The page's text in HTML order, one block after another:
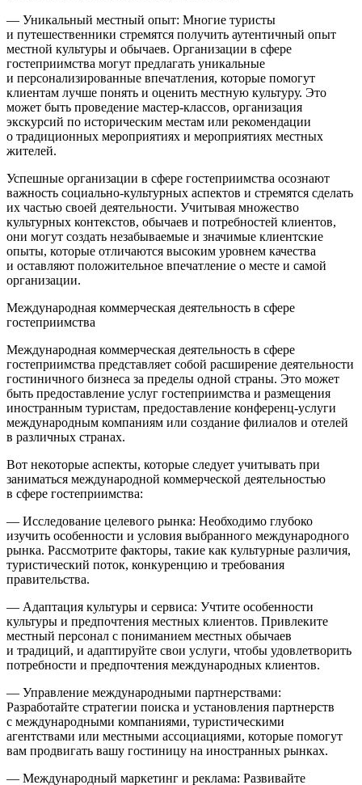
— Уникальный местный опыт: Многие туристы
и путешественники стремятся получить аутентичный опыт
местной культуры и обычаев. Организации в сфере
гостеприимства могут предлагать уникальные
и персонализированные впечатления, которые помогут
клиентам лучше понять и оценить местную культуру. Это
может быть проведение мастер-классов, организация
экскурсий по историческим местам или рекомендации
о традиционных мероприятиях и мероприятиях местных
жителей.
Успешные организации в сфере гостеприимства осознают
важность социально-культурных аспектов и стремятся сделать
их частью своей деятельности. Учитывая множество
культурных контекстов, обычаев и потребностей клиентов,
они могут создать незабываемые и значимые клиентские
опыты, которые отличаются высоким уровнем качества
и оставляют положительное впечатление о месте и самой
организации.
Международная коммерческая деятельность в сфере
гостеприимства
Международная коммерческая деятельность в сфере
гостеприимства представляет собой расширение деятельности
гостиничного бизнеса за пределы одной страны. Это может
быть предоставление услуг гостеприимства и размещения
иностранным туристам, предоставление конференц-услуги
международным компаниям или создание филиалов и отелей
в различных странах.
Вот некоторые аспекты, которые следует учитывать при
заниматься международной коммерческой деятельностью
в сфере гостеприимства:
— Исследование целевого рынка: Необходимо глубоко
изучить особенности и условия выбранного международного
рынка. Рассмотрите факторы, такие как культурные различия,
туристический поток, конкуренцию и требования
правительства.
— Адаптация культуры и сервиса: Учтите особенности
культуры и предпочтения местных клиентов. Привлеките
местный персонал с пониманием местных обычаев
и традиций, и адаптируйте свои услуги, чтобы удовлетворить
потребности и предпочтения международных клиентов.
— Управление международными партнерствами:
Разработайте стратегии поиска и установления партнерств
с международными компаниями, туристическими
агентствами или местными ассоциациями, которые помогут
вам продвигать вашу гостиницу на иностранных рынках.
— Международный маркетинг и реклама: Развивайте